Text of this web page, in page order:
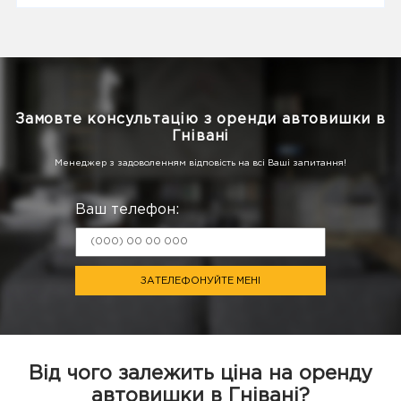
Замовте консультацію з оренди автовишки в
Гнівані
Менеджер з задоволенням відповість на всі Ваші запитання!
Ваш телефон:
ЗАТЕЛЕФОНУЙТЕ МЕНІ
Від чого залежить ціна на оренду
автовишки в Гнівані?